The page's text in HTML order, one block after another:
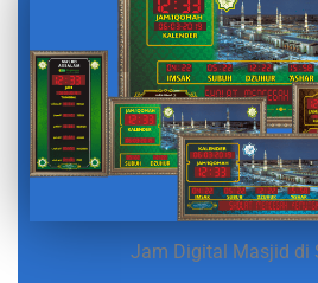
Jam Digital Masjid di